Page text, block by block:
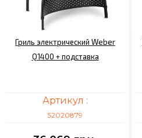
Гриль электрический Weber
Q1400 + подставка
Артикул :
52020879